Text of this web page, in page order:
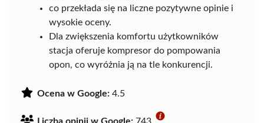
co przekłada się na liczne pozytywne opinie i
wysokie oceny.
Dla zwiększenia komfortu użytkowników
stacja oferuje kompresor do pompowania
opon, co wyróżnia ją na tle konkurencji.
Ocena w Google: 4.5